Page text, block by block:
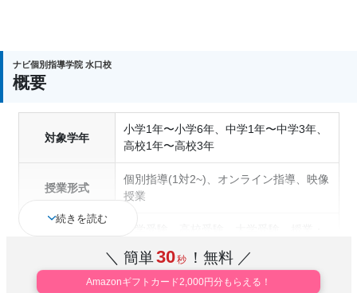
えられるように、
ナビ個別のおせっかいな先生たちと一緒に、「ほめ
学校の定期テストでの成績アップを保証する制度で
す。対象は中学1年生の2学期末以降に入塾される方
となります。入塾前のテスト結果にプラス20点を入
塾後3回以内のテストで達成することをお約束しま
す。万一達成できなかった場合は、その後の1学期間
ナビ個別指導学院 水口校
概要
対象学年
小学1年〜小学6年、中学1年〜中学3年、
高校1年〜高校3年
授業形式
個別指導(1対2~)、オンライン指導、映像
授業
の定着
続きを読む
＼ 簡単30秒 ！無料 ／
Amazonギフトカード2,000円分もらえる！